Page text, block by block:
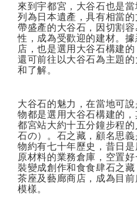
來到宇都宮，大谷石也是
列為日本遺產，具有相當
帶盛產的大谷石，因切割
性，成為受歡迎的建材。
店，也是選用大谷石構建
還可前往以大谷石為主題
和了解。
大谷石的魅力，在當地可
物都是選用大谷石構建的
都宮站大約十五分鐘步程
石の）。石之藏，顧名思
物約有七十年歷史，昔日
原材料的業務倉庫，空置
裝變成創作和食食肆石之
茶座及藝廊商店，成為目
模樣。